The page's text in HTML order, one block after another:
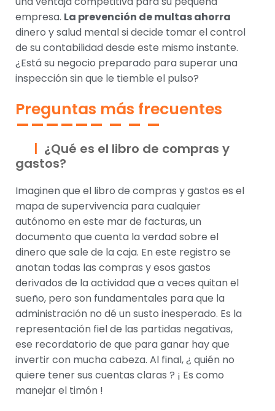
empresa. La prevención de multas ahorra
dinero y salud mental si decide tomar el control
de su contabilidad desde este mismo instante.
¿Está su negocio preparado para superar una
inspección sin que le tiemble el pulso?
Preguntas más frecuentes
¿Qué es el libro de compras y
gastos?
Imaginen que el libro de compras y gastos es el
mapa de supervivencia para cualquier
autónomo en este mar de facturas, un
documento que cuenta la verdad sobre el
dinero que sale de la caja. En este registro se
anotan todas las compras y esos gastos
derivados de la actividad que a veces quitan el
sueño, pero son fundamentales para que la
administración no dé un susto inesperado. Es la
representación fiel de las partidas negativas,
ese recordatorio de que para ganar hay que
invertir con mucha cabeza. Al final, ¿ quién no
quiere tener sus cuentas claras ? ¡ Es como
manejar el timón !